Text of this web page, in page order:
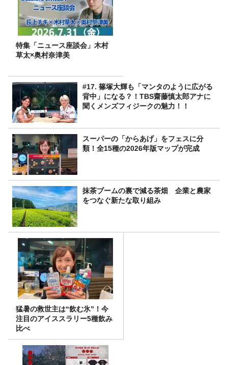
特集「ニュース座談会」木村
草太×奥村奈津美
#17. 篠塚大輝も「マンタのように広がる
背中」になる？！TBS齋藤慎太郎アナに
聞くメンズフィジークの魅力！！
スーパーの「からあげ」をフェスに分
類！全15種の2026年版マップが完成
抹茶ブームの裏で減る茶畑 企業と農家
をつなぐ新たな取り組み
猛暑の救世主は“飲む氷”！今
注目のアイススラリー5種飲み
比べ